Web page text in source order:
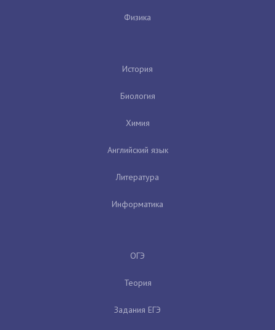
Физика
История
Биология
Химия
Английский язык
Литература
Информатика
ОГЭ
Теория
Задания ЕГЭ